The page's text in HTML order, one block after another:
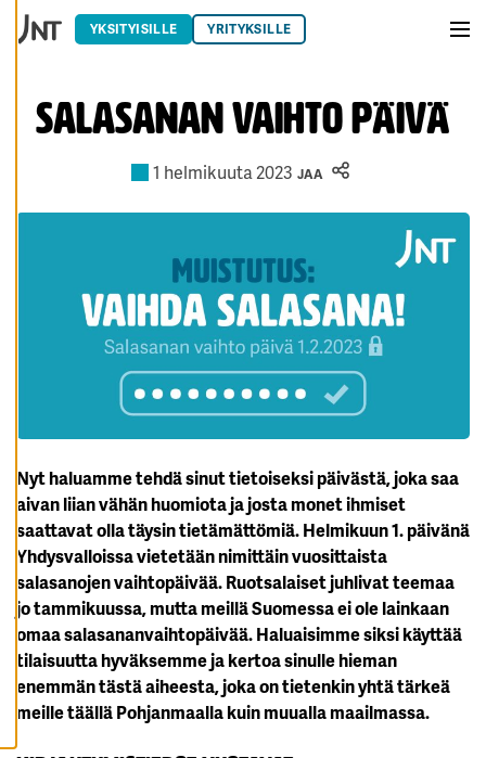
E
A
SI
E
Ä
S
Y
K
A
I
K
K
I
E
V
Ä
S
T
E
E
T
Siirry sisältöön
YKSITYISILLE YRITYKSILLE
Salasanan vaihto päivä
1 helmikuuta 2023 JAA
Nyt haluamme tehdä sinut tietoiseksi päivästä, joka saa
aivan liian vähän huomiota ja josta monet ihmiset
saattavat olla täysin tietämättömiä. Helmikuun 1. päivänä
Yhdysvalloissa vietetään nimittäin vuosittaista
salasanojen vaihtopäivää. Ruotsalaiset juhlivat teemaa
jo tammikuussa, mutta meillä Suomessa ei ole lainkaan
omaa salasananvaihtopäivää. Haluaisimme siksi käyttää
tilaisuutta hyväksemme ja kertoa sinulle hieman
enemmän tästä aiheesta, joka on tietenkin yhtä tärkeä
meille täällä Pohjanmaalla kuin muualla maailmassa.